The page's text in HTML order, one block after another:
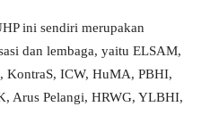
ini sendiri merupakan
dan lembaga, yaitu ELSAM,
KontraS, ICW, HuMA, PBHI,
Arus Pelangi, HRWG, YLBHI,